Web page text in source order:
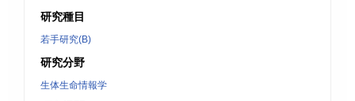
研究種目
若手研究(B)
研究分野
生体生命情報学